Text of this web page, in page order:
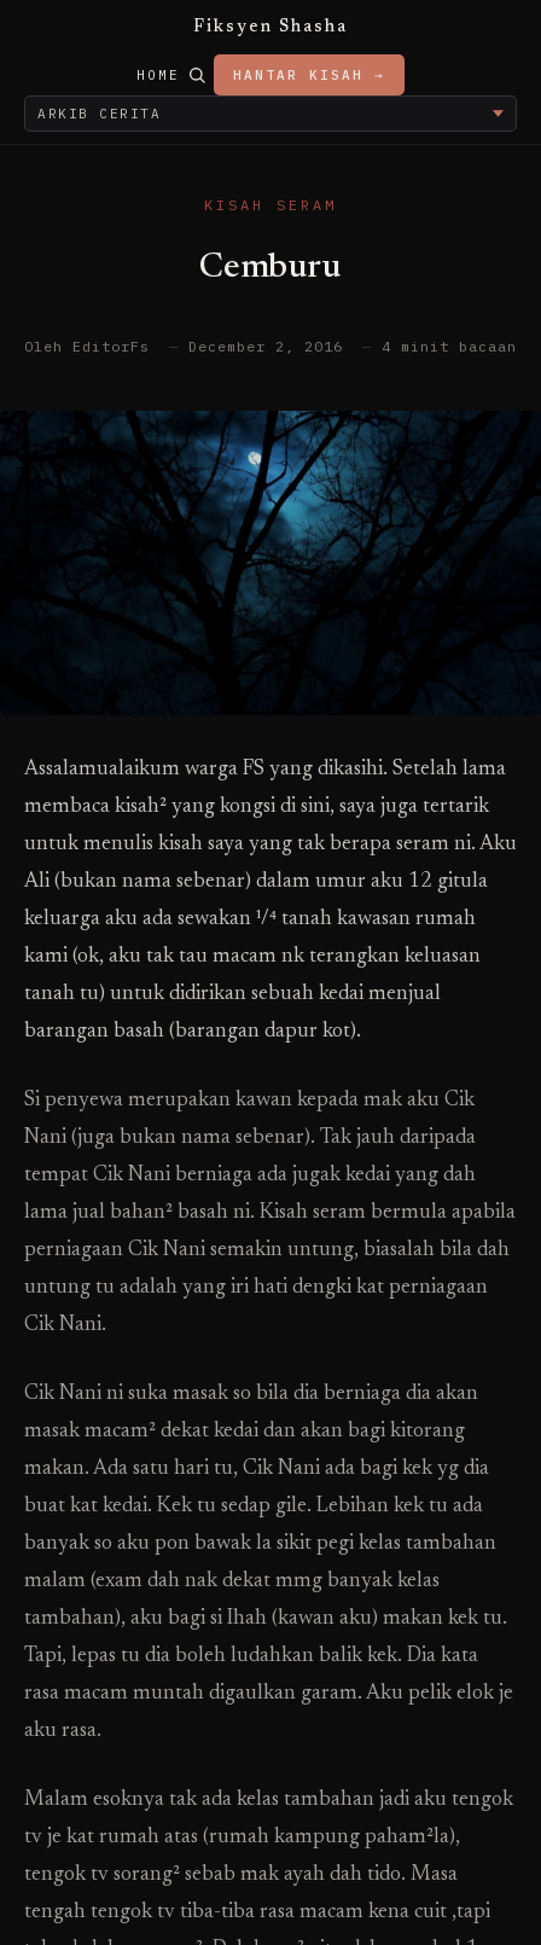
Fiksyen Shasha
HOME HANTAR KISAH →
KISAH SERAM
Cemburu
Oleh EditorFs — December 2, 2016 — 4 minit bacaan
Assalamualaikum warga FS yang dikasihi. Setelah lama
membaca kisah² yang kongsi di sini, saya juga tertarik
untuk menulis kisah saya yang tak berapa seram ni. Aku
Ali (bukan nama sebenar) dalam umur aku 12 gitula
keluarga aku ada sewakan ¹/⁴ tanah kawasan rumah
kami (ok, aku tak tau macam nk terangkan keluasan
tanah tu) untuk didirikan sebuah kedai menjual
barangan basah (barangan dapur kot).
Si penyewa merupakan kawan kepada mak aku Cik
Nani (juga bukan nama sebenar). Tak jauh daripada
tempat Cik Nani berniaga ada jugak kedai yang dah
lama jual bahan² basah ni. Kisah seram bermula apabila
perniagaan Cik Nani semakin untung, biasalah bila dah
untung tu adalah yang iri hati dengki kat perniagaan
Cik Nani.
Cik Nani ni suka masak so bila dia berniaga dia akan
masak macam² dekat kedai dan akan bagi kitorang
makan. Ada satu hari tu, Cik Nani ada bagi kek yg dia
buat kat kedai. Kek tu sedap gile. Lebihan kek tu ada
banyak so aku pon bawak la sikit pegi kelas tambahan
malam (exam dah nak dekat mmg banyak kelas
tambahan), aku bagi si Ihah (kawan aku) makan kek tu.
Tapi, lepas tu dia boleh ludahkan balik kek. Dia kata
rasa macam muntah digaulkan garam. Aku pelik elok je
aku rasa.
Malam esoknya tak ada kelas tambahan jadi aku tengok
tv je kat rumah atas (rumah kampung paham²la),
tengok tv sorang² sebab mak ayah dah tido. Masa
tengah tengok tv tiba-tiba rasa macam kena cuit ,tapi